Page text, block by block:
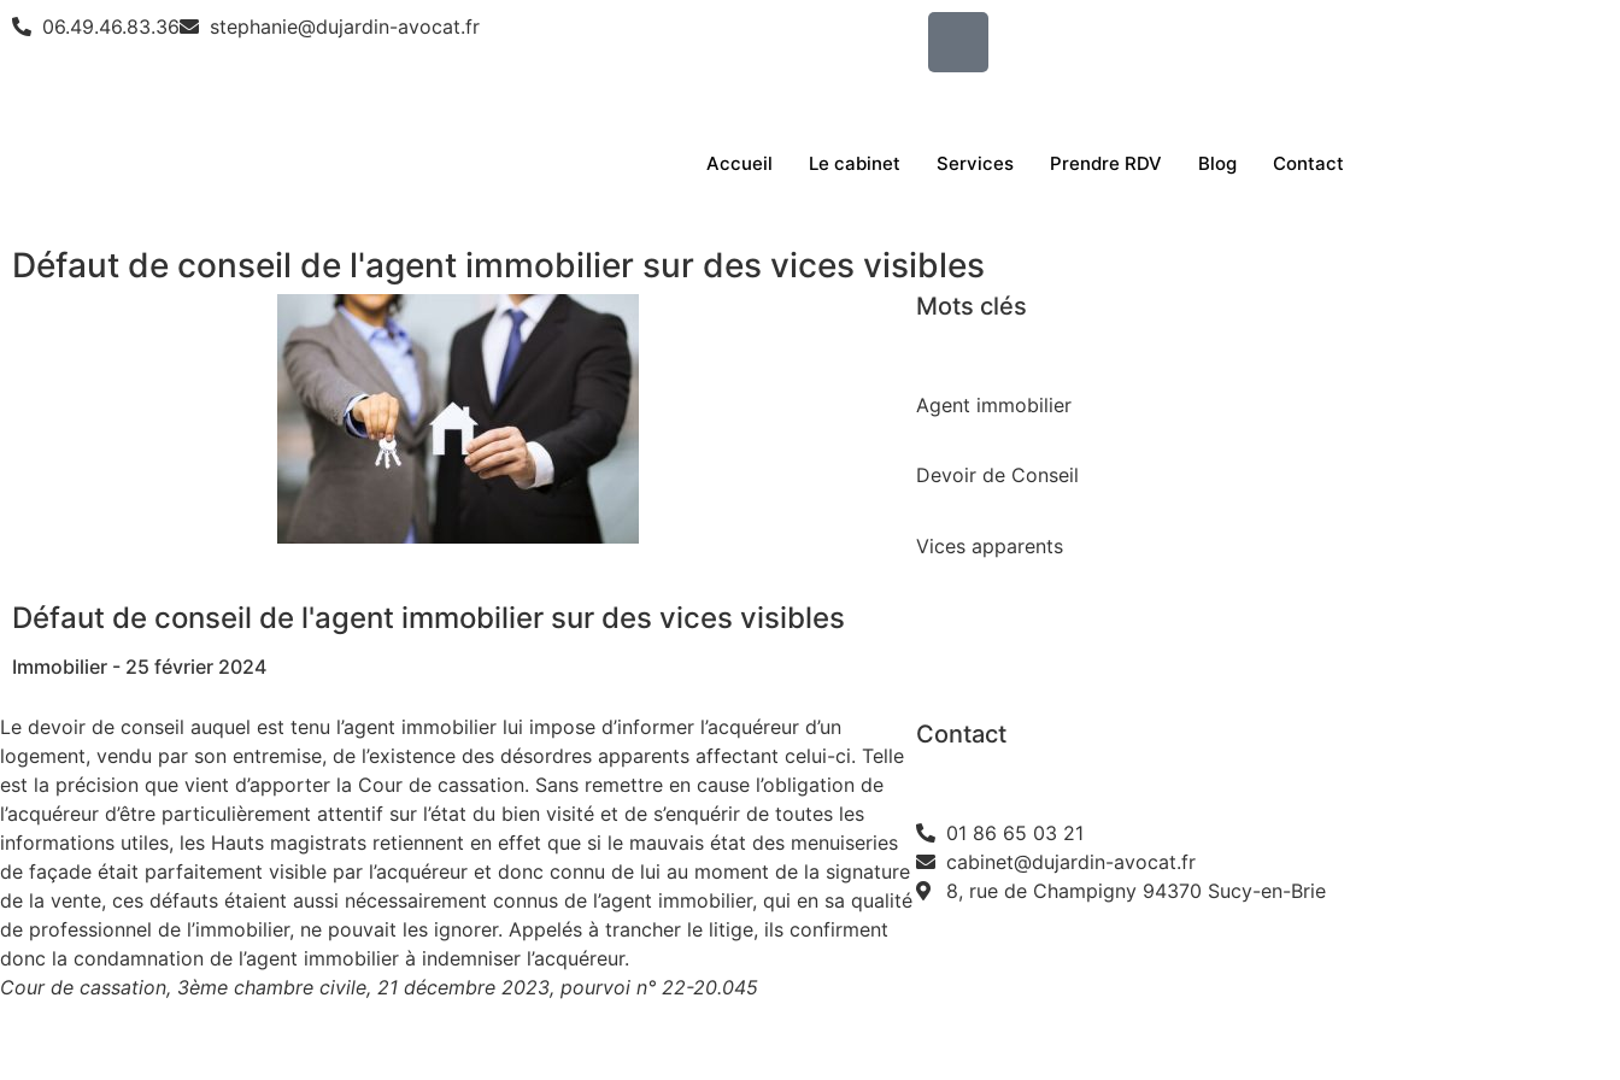
06.49.46.83.36 stephanie@dujardin-avocat.fr
Accueil Le cabinet Services Prendre RDV Blog Contact
Défaut de conseil de l'agent immobilier sur des vices visibles
Défaut de conseil de l'agent immobilier sur des vices visibles
Immobilier - 25 février 2024
Le devoir de conseil auquel est tenu l’agent immobilier lui impose d’informer l’acquéreur d’un
logement, vendu par son entremise, de l’existence des désordres apparents affectant celui-ci. Telle
est la précision que vient d’apporter la Cour de cassation. Sans remettre en cause l’obligation de
l’acquéreur d’être particulièrement attentif sur l’état du bien visité et de s’enquérir de toutes les
informations utiles, les Hauts magistrats retiennent en effet que si le mauvais état des menuiseries
de façade était parfaitement visible par l’acquéreur et donc connu de lui au moment de la signature
de la vente, ces défauts étaient aussi nécessairement connus de l’agent immobilier, qui en sa qualité
de professionnel de l’immobilier, ne pouvait les ignorer. Appelés à trancher le litige, ils confirment
donc la condamnation de l’agent immobilier à indemniser l’acquéreur.
Cour de cassation, 3ème chambre civile, 21 décembre 2023, pourvoi n° 22-20.045
Mots clés
Agent immobilier
Devoir de Conseil
Vices apparents
Contact
01 86 65 03 21
cabinet@dujardin-avocat.fr
8, rue de Champigny 94370 Sucy-en-Brie